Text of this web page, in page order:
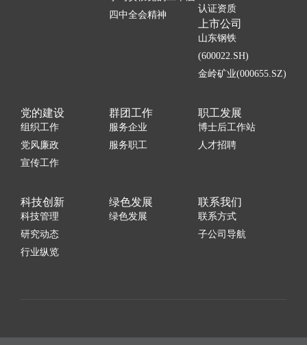
四中全会精神
认证资质
上市公司
山东钢铁
(600022.SH)
金岭矿业(000655.SZ)
党的建设
组织工作
党风廉政
宣传工作
群团工作
服务企业
服务职工
职工发展
博士后工作站
人才招聘
科技创新
科技管理
研究动态
行业纵览
绿色发展
绿色发展
联系我们
联系方式
子公司导航